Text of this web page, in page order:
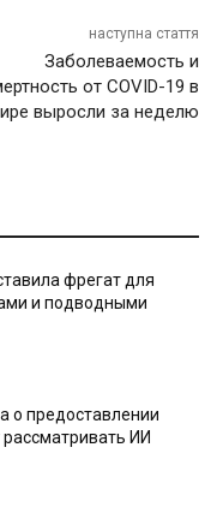
наступна стаття
Заболеваемость и
от COVID-19 в
выросли за неделю
фрегат для
и подводными
о предоставлении
ИИ